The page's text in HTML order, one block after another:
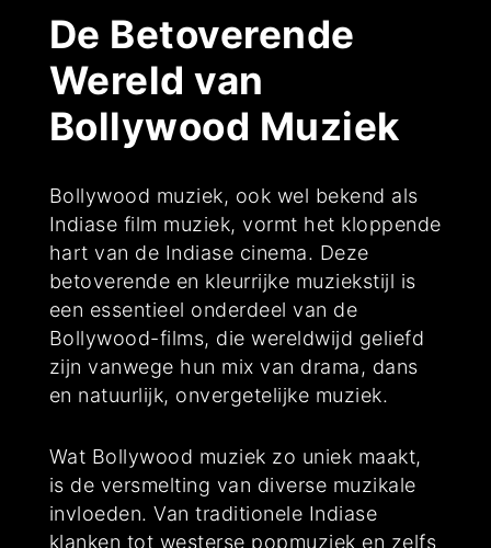
De Betoverende
Wereld van
Bollywood Muziek
Bollywood muziek, ook wel bekend als
Indiase film muziek, vormt het kloppende
hart van de Indiase cinema. Deze
betoverende en kleurrijke muziekstijl is
een essentieel onderdeel van de
Bollywood-films, die wereldwijd geliefd
zijn vanwege hun mix van drama, dans
en natuurlijk, onvergetelijke muziek.
Wat Bollywood muziek zo uniek maakt,
is de versmelting van diverse muzikale
invloeden. Van traditionele Indiase
klanken tot westerse popmuziek en zelfs